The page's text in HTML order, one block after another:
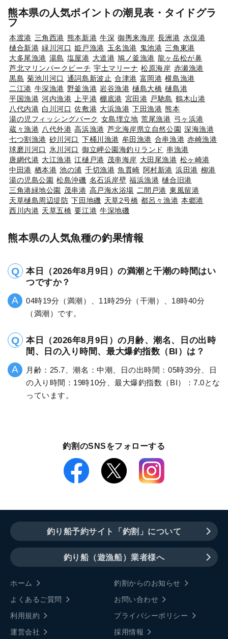
熊本県の人気ポイントの潮見表・タイドグラ
フ
本渡港 三角西港 熊本新港 牛深 御輿来海岸 長洲港 水俣港
樋合新港 緑川河口 姫戸漁港 玉名漁港 鬼池港 三角東港
大多尾漁港 湯島 塩屋港 大道港 鳩ノ釜漁港 龍ヶ岳松が鼻
芦北マリンパークビーチ 宇土マリーナ 松原海岸 赤瀬漁港
黒島 菊池川河口 通詞島新波止 合津港 富岡港 横島漁港
二江港 牛深漁港 野釜漁港 岩谷漁港 樋島大橋 樋島港
平国漁港 河内漁港 上平港 棚底港 宮田港 戸馳島 鶴木山港
八代内港 白川河口 佐敷港 大浜漁港 下田漁港 熊本
湯の児フィッシングパーク 女島埋立地 荒尾漁港 弓ヶ浜港
蔵々漁港 八代外港 高浜漁港 芦北海岸県立自然公園 深海漁港
七つ割漁港 砂川河口 下桶川漁港 牟田漁港 合串漁港 赤崎漁港
球磨川河口
氷川河口 御立岬公園海釣りランド
串漁港
唐網代港 大江漁港 江樋戸港 茂串海岸 大田尾漁港 松ヶ崎港
中田港 栖本港 池の浦 千切漁港 魚貫崎 阿村新港 浜田港 柳港
湯の児島公園 松島沖磯 名石浜岸壁 福浜漁港 樋合旧港
三角港緑地公園 茂串港 高戸海水浴場 二間戸港 東風留港
天草樋島周辺堤防 下田地磯 天草2号橋 都呂々漁港 本郷港
西川内港 天草五橋 要江港 牛深地磯
熊本県の人気魚種の釣果情報
本日（2026年8月9日）の満潮と干潮の時間はい
つですか？
04時19分（満潮）、11時29分（干潮）、18時40分
（満潮）です。
本日（2026年8月9日）の月齢、潮名、日の出時
間、日の入り時間、最大爆釣指数（BI）は？
月齢：25.7、潮名：中潮、日の出時間：05時39分、日
の入り時間：19時10分、最大爆釣指数（BI）：7.0とな
っています。
釣割のSNSをフォローする
釣り船予約サイト「釣割」について
釣り船（遊漁船）業者様へ
ホーム
釣割からのお知らせ
よくあるご質問
お問い合わせ
利用規約
プライバシーポリシー
運営会社
採用情報